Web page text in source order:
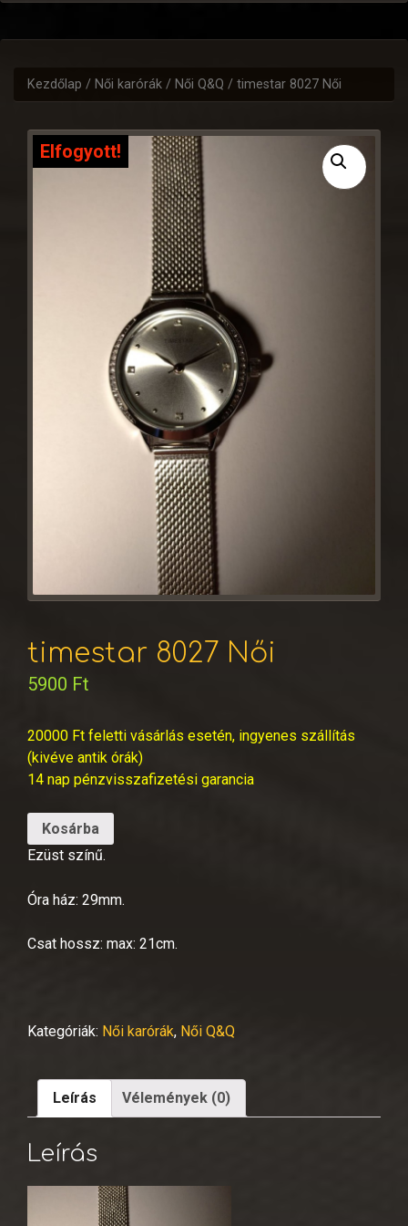
Kezdőlap / Női karórák / Női Q&Q / timestar 8027 Női
Elfogyott!
timestar 8027 Női
5900 Ft
20000 Ft feletti vásárlás esetén, ingyenes szállítás
(kivéve antik órák)
14 nap pénzvisszafizetési garancia
Kosárba
Ezüst színű.
Óra ház: 29mm.
Csat hossz: max: 21cm.
Kategóriák: Női karórák, Női Q&Q
Leírás Vélemények (0)
Leírás